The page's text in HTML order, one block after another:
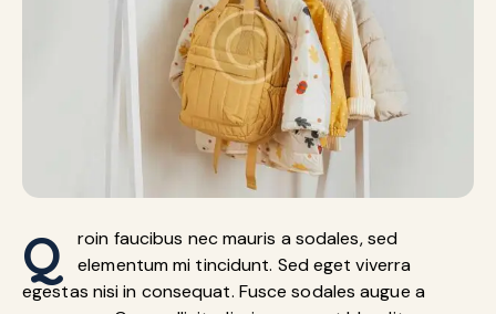
Q
roin faucibus nec mauris a sodales, sed
elementum mi tincidunt. Sed eget viverra
egestas nisi in consequat. Fusce sodales augue a